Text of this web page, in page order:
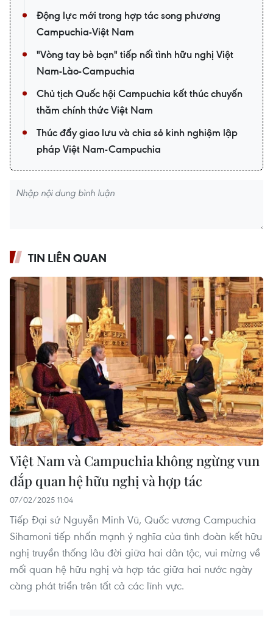
Động lực mới trong hợp tác song phương
Campuchia-Việt Nam
"Vòng tay bè bạn" tiếp nối tình hữu nghị Việt
Nam-Lào-Campuchia
Chủ tịch Quốc hội Campuchia kết thúc chuyến
thăm chính thức Việt Nam
Thúc đẩy giao lưu và chia sẻ kinh nghiệm lập
pháp Việt Nam-Campuchia
TIN LIÊN QUAN
Việt Nam và Campuchia không ngừng vun
đắp quan hệ hữu nghị và hợp tác
07/02/2025 11:04
Tiếp Đại sứ Nguyễn Minh Vũ, Quốc vương Campuchia
Sihamoni tiếp nhấn mạnh ý nghĩa của tình đoàn kết hữu
nghị truyền thống lâu đời giữa hai dân tộc, vui mừng về
mối quan hệ hữu nghị và hợp tác giữa hai nước ngày
càng phát triển trên tất cả các lĩnh vực.